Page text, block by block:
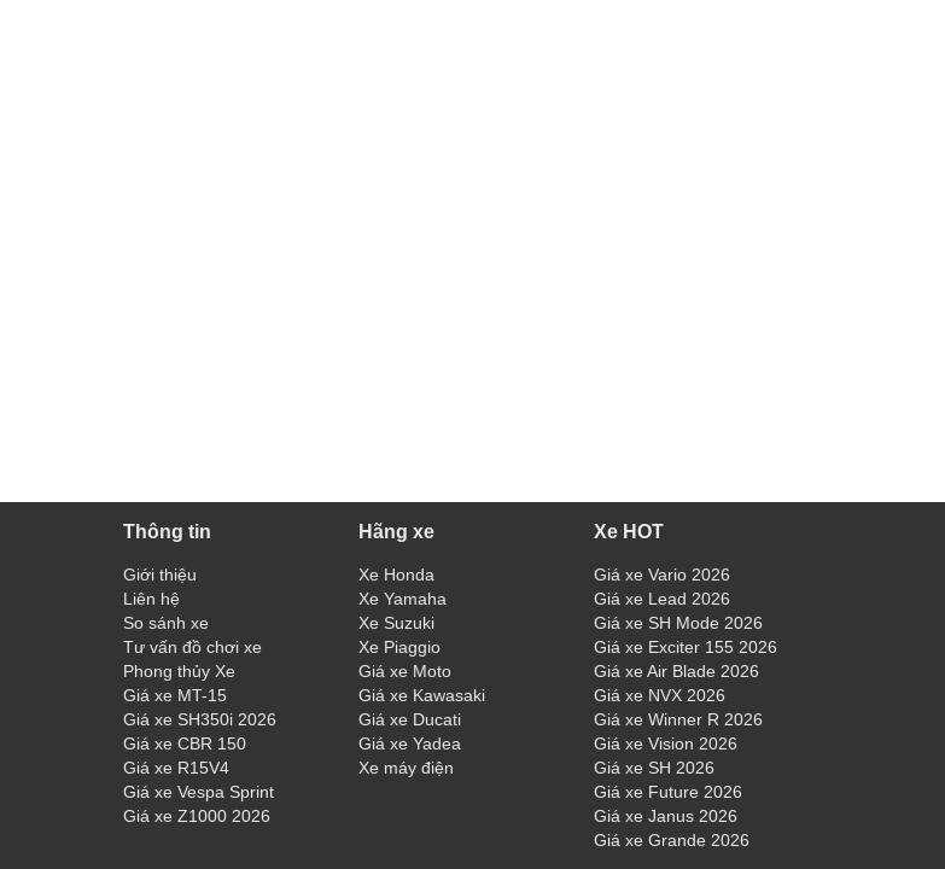
Thông tin
Giới thiệu
Liên hệ
So sánh xe
Tư vấn đồ chơi xe
Phong thủy Xe
Giá xe MT-15
Giá xe SH350i 2026
Giá xe CBR 150
Giá xe R15V4
Giá xe Vespa Sprint
Giá xe Z1000 2026
Hãng xe
Xe Honda
Xe Yamaha
Xe Suzuki
Xe Piaggio
Giá xe Moto
Giá xe Kawasaki
Giá xe Ducati
Giá xe Yadea
Xe máy điện
Xe HOT
Giá xe Vario 2026
Giá xe Lead 2026
Giá xe SH Mode 2026
Giá xe Exciter 155 2026
Giá xe Air Blade 2026
Giá xe NVX 2026
Giá xe Winner R 2026
Giá xe Vision 2026
Giá xe SH 2026
Giá xe Future 2026
Giá xe Janus 2026
Giá xe Grande 2026